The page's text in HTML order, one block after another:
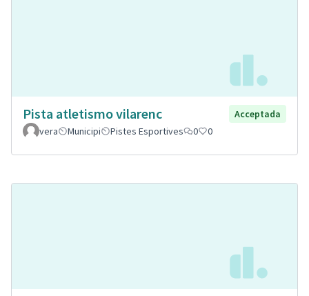
Pista atletismo vilarenc
Acceptada
vera
Municipi Pistes Esportives 0 0